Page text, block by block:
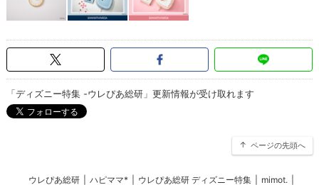
「ディズニー特集 -ウレぴあ総研」更新情報が受け取れます
ページの先頭へ
ウレぴあ総研 ハピママ* ウレぴあ総研 ディズニー特集 mimot.